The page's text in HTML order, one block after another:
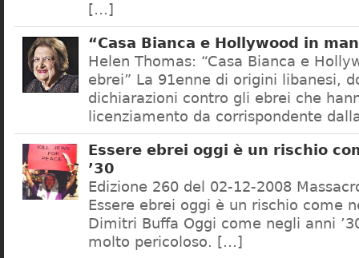
[…]
“Casa Bianca e Hollywood in
Helen Thomas: “Casa Bianca e
ebrei” La 91enne di origini libanesi,
dichiarazioni contro gli ebrei che
licenziamento da corrispondente
Essere ebrei oggi è un rischio
’30
Edizione 260 del 02-12-2008
Essere ebrei oggi è un rischio come
Dimitri Buffa Oggi come negli anni
molto pericoloso. […]